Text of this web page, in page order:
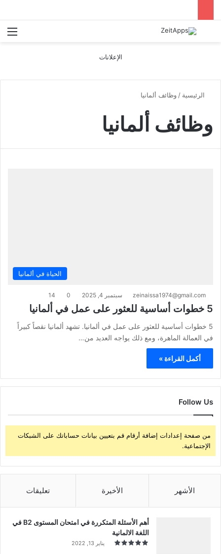
بحث عن
الإعلانات
الرئيسية / وظائف ألمانيا
وظائف ألمانيا
الحياة في ألمانيا
zeinaissa1974@gmail.com سبتمبر 4, 2025 0
14
5 خطوات أساسية للعثور على عمل في ألمانيا
5 خطوات أساسية للعثور على عمل في ألمانيا. تشهد ألمانيا نقصاً كبيراً
في العمالة الماهرة، ومع ذلك يواجه العديد من…
أكمل القراءة »
Follow Us
من صفحة إعدادات إضافة أرقام قم بتعيين بيانات حساباتك على الشبكات
الإجتماعية.
الأشهر الأخيرة تعليقات
أهم الأسئلة المتكررة في امتحان المستوى B2 في
اللغة الالمانية
يناير 13, 2022